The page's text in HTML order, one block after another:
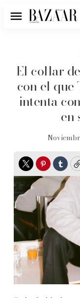
Menú
El collar
con el que
intenta
en
Twitter